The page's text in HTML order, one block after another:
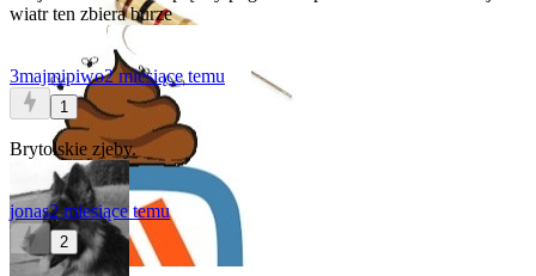
wiatr ten zbiera burze
3majmipiwo2 miesiące temu
1
Brytolskie zjeby.
jonas2 miesiące temu
2